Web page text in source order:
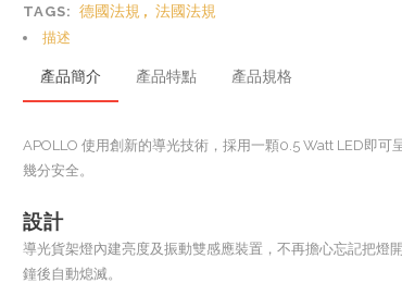
TAGS: 德國法規 , 法國法規
描述
產品簡介 產品特點 產品規格
APOLLO 使用創新的導光技術，採用一顆0.5 Watt LED即可
幾分安全。
設計
導光貨架燈內建亮度及振動雙感應裝置，不再擔心忘記把燈
鐘後自動熄滅。